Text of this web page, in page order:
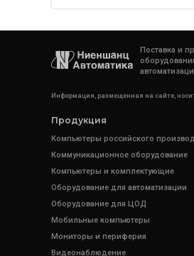
Поставка и
Информация, размещенная на сайте,
Продукция
Компьютеры российского
Коммуникационное оборудование
Компьютеры и комплектующие
Оборудование для автоматизации
Оборудование для ЦОД
Мобильные компьютеры
Мониторы и периферия
Видеонаблюдение